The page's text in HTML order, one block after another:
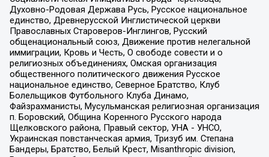
Духовно-Родовая Держава Русь, Русское национальное
единство, Древнерусской Инглистической церкви
Православных Староверов-Инглингов, Русский
общенациональный союз, Движение против нелегальной
иммиграции, Кровь и Честь, О свободе совести и о
религиозных объединениях, Омская организация
общественного политического движения Русское
национальное единство, Северное Братство, Клуб
Болельщиков Футбольного Клуба Динамо,
Файзрахманисты, Мусульманская религиозная организация
п. Боровский, Община Коренного Русского народа
Щелковского района, Правый сектор, УНА - УНСО,
Украинская повстанческая армия, Тризуб им. Степана
Бандеры, Братство, Белый Крест, Misanthropic division,